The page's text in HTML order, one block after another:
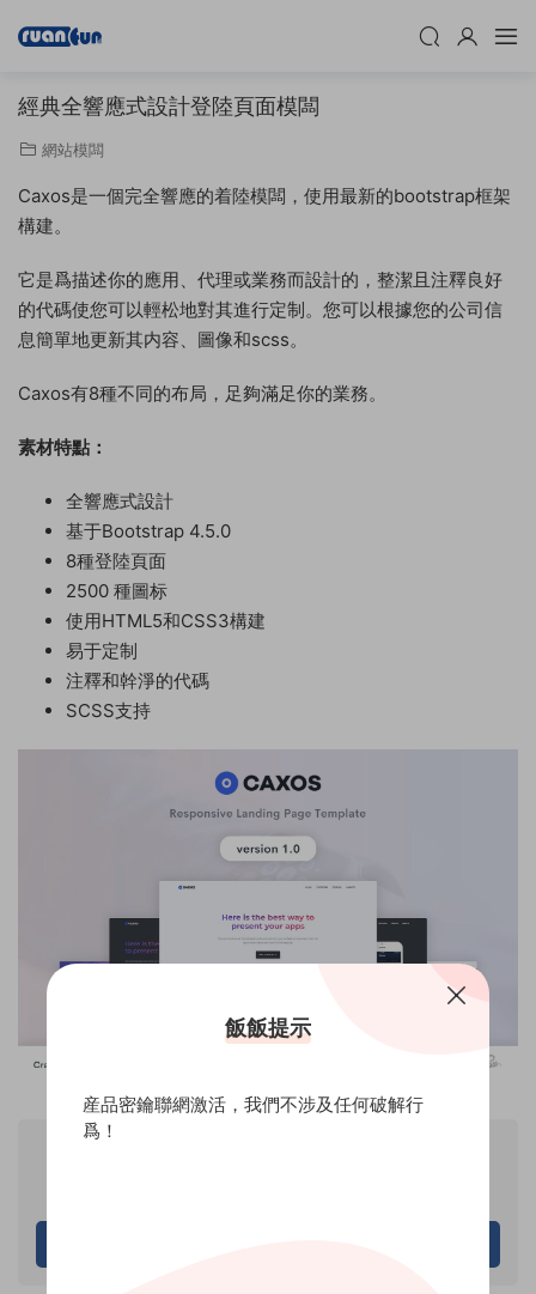
經典全響應式設計登陸頁面模闆
網站模闆
Caxos是一個完全響應的着陸模闆，使用最新的bootstrap框架
構建。
它是爲描述你的應用、代理或業務而設計的，整潔且注釋良好
的代碼使您可以輕松地對其進行定制。您可以根據您的公司信
息簡單地更新其内容、圖像和scss。
Caxos有8種不同的布局，足夠滿足你的業務。
素材特點：
全響應式設計
基于Bootstrap 4.5.0
8種登陸頁面
2500 種圖标
使用HTML5和CSS3構建
易于定制
注釋和幹淨的代碼
SCSS支持
飯飯提示
産品密鑰聯網激活，我們不涉及任何破解行
爲！